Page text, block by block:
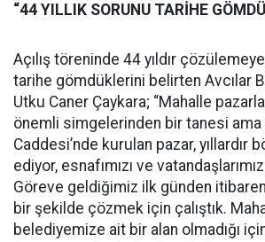
“44 YILLIK SORUNU TARİHE
Açılış töreninde 44 yıldır
tarihe gömdüklerini belirten Avcılar
Utku Caner Çaykara; “Mahalle
önemli simgelerinden bir tanesi ama
Caddesi’nde kurulan pazar, yıllardır
ediyor, esnafımızı ve
Göreve geldiğimiz ilk günden
bir şekilde çözmek için çalıştık.
belediyemize ait bir alan olmadığı